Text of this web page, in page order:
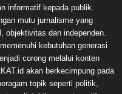
informatif kepada publik.
mutu jurnalisme yang
objektivitas dan independen.
kebutuhan generasi
corong melalui konten
akan berkecimpung pada
topik seperti politik,